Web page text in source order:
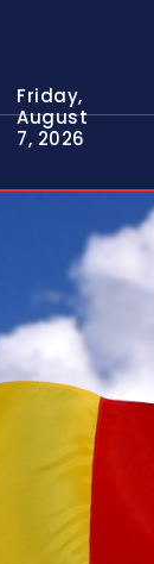
Friday,
August
7, 2026